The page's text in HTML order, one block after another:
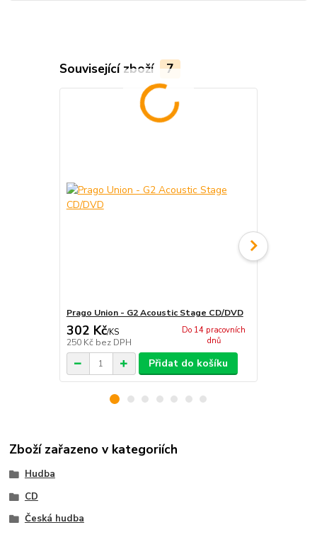
Související zboží 7
Prago Union - G2 Acoustic Stage CD/DVD
302 Kč/KS
250 Kč bez DPH
Do 14 pracovních
dnů
Přidat do košíku
Zboží zařazeno v kategoriích
Hudba
CD
Česká hudba